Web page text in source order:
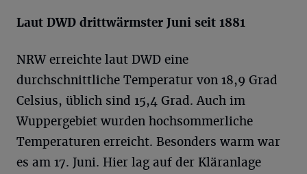
Laut DWD drittwärmster Juni seit 1881
NRW erreichte laut DWD eine
durchschnittliche Temperatur von 18,9 Grad
Celsius, üblich sind 15,4 Grad. Auch im
Wuppergebiet wurden hochsommerliche
Temperaturen erreicht. Besonders warm war
es am 17. Juni. Hier lag auf der Kläranlage